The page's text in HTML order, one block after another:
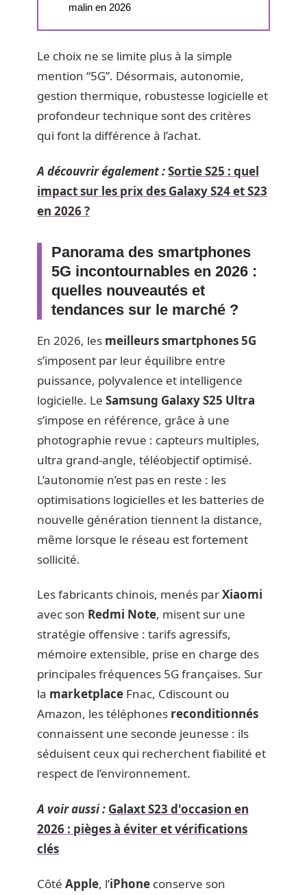
malin en 2026
Le choix ne se limite plus à la simple
mention “5G”. Désormais, autonomie,
gestion thermique, robustesse logicielle et
profondeur technique sont des critères
qui font la différence à l’achat.
A découvrir également :Sortie S25 : quel
impact sur les prix des Galaxy S24 et S23
en 2026 ?
Panorama des smartphones
5G incontournables en 2026 :
quelles nouveautés et
tendances sur le marché ?
En 2026, les meilleurs smartphones 5G
s’imposent par leur équilibre entre
puissance, polyvalence et intelligence
logicielle. Le Samsung Galaxy S25 Ultra
s’impose en référence, grâce à une
photographie revue : capteurs multiples,
ultra grand-angle, téléobjectif optimisé.
L’autonomie n’est pas en reste : les
optimisations logicielles et les batteries de
nouvelle génération tiennent la distance,
même lorsque le réseau est fortement
sollicité.
Les fabricants chinois, menés parXiaomi
avec son Redmi Note, misent sur une
stratégie offensive : tarifs agressifs,
mémoire extensible, prise en charge des
principales fréquences 5G françaises. Sur
la marketplace Fnac, Cdiscount ou
Amazon, les téléphones reconditionnés
connaissent une seconde jeunesse : ils
séduisent ceux qui recherchent fiabilité et
respect de l’environnement.
A voir aussi : Galaxt S23 d'occasion en
2026 : pièges à éviter et vérifications
clés
Côté Apple, l’iPhone conserve son